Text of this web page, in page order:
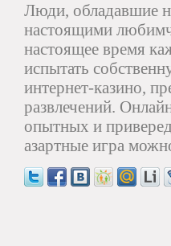
Люди, обладавшие
настоящими
настоящее время
испытать
интернет-казино,
развлечений.
опытных и
азартные игра